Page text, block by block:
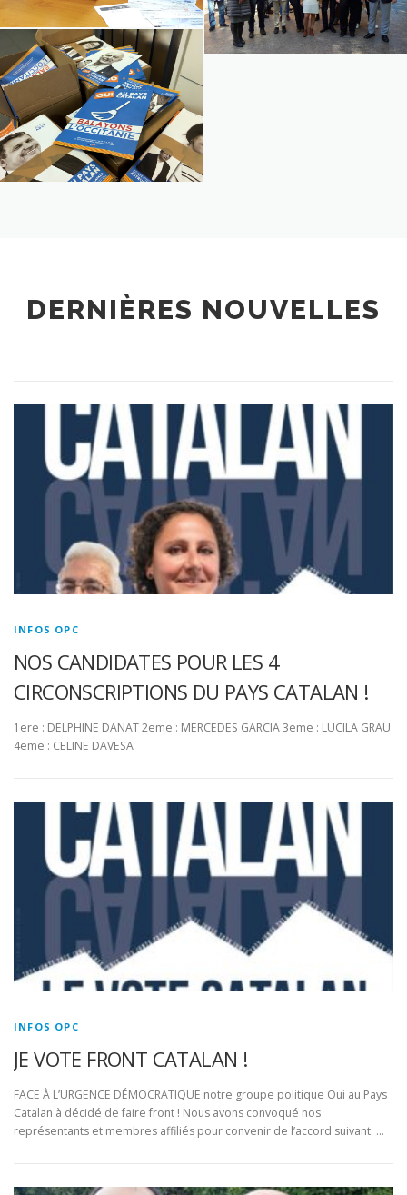
DERNIÈRES NOUVELLES
INFOS OPC
NOS CANDIDATES POUR LES 4
CIRCONSCRIPTIONS DU PAYS CATALAN !
1ere : DELPHINE DANAT 2eme : MERCEDES GARCIA 3eme : LUCILA GRAU
4eme : CELINE DAVESA
INFOS OPC
JE VOTE FRONT CATALAN !
FACE À L’URGENCE DÉMOCRATIQUE notre groupe politique Oui au Pays
Catalan à décidé de faire front ! Nous avons convoqué nos
représentants et membres affiliés pour convenir de l’accord suivant: …